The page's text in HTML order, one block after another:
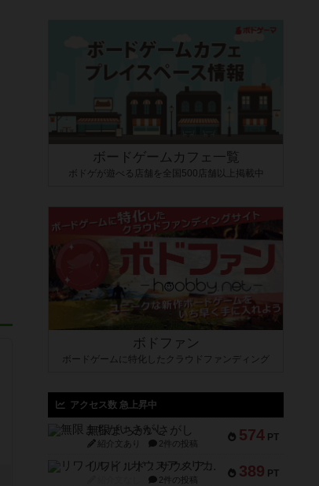
ボードゲームカフェ一覧
ボドゲが遊べる店舗を全国500店舗以上掲載中
ボドファン
ボードゲームに特化したクラウドファンディング
アクセス数 急上昇中
574 PT
無限まちがいさがし
紹介文あり 2件の投稿
389 PT
リワイルド：サウスアメリカ
2件の投稿